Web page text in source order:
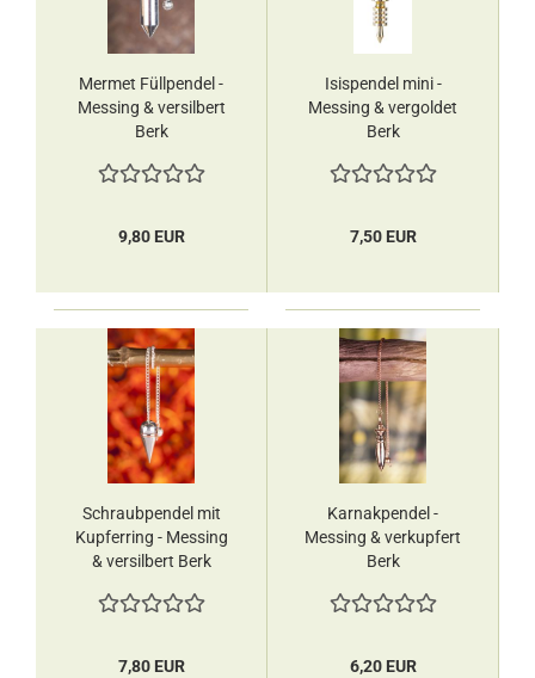
Mermet Füllpendel -
Messing & versilbert
Berk
9,80 EUR
Isispendel mini -
Messing & vergoldet
Berk
7,50 EUR
Schraubpendel mit
Kupferring - Messing
& versilbert Berk
7,80 EUR
Karnakpendel -
Messing & verkupfert
Berk
6,20 EUR